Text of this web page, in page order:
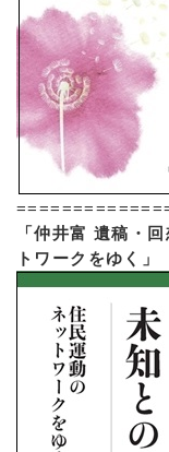
「仲井富 遺稿・
トワークをゆく」